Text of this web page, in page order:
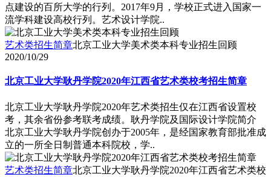
点建设的百所大学的行列。2017年9月，学校正式进入国家一
流学科建设高校行列。艺术设计学院..
艺术类招生简章北京工业大学美术类本科专业招生回顾
2020/10/29
北京工业大学耿丹学院2020年江西省艺术类校考招生简章
北京工业大学耿丹学院2020年艺术类招生仅在江西省设置校
考，其余省份参考联考成绩。耿丹学院及国际设计学院简介
北京工业大学耿丹学院创办于2005年，是经国家教育部批准成
立的一所全日制普通本科院校，学..
艺术类招生简章北京工业大学耿丹学院2020年江西省艺术类校